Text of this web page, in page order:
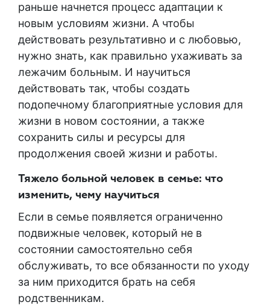
раньше начнется процесс адаптации к
новым условиям жизни. А чтобы
действовать результативно и с любовью,
нужно знать, как правильно ухаживать за
лежачим больным. И научиться
действовать так, чтобы создать
подопечному благоприятные условия для
жизни в новом состоянии, а также
сохранить силы и ресурсы для
продолжения своей жизни и работы.
Тяжело больной человек в семье: что
изменить, чему научиться
Если в семье появляется ограниченно
подвижные человек, который не в
состоянии самостоятельно себя
обслуживать, то все обязанности по уходу
за ним приходится брать на себя
родственникам.